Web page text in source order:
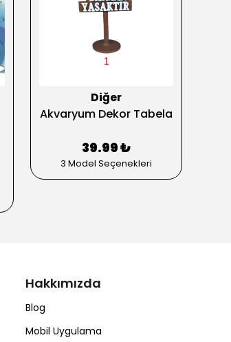
Diğer
Akvaryum Dekor Tabela
39.99 ₺
3 Model Seçenekleri
Hakkımızda
Blog
Mobil Uygulama